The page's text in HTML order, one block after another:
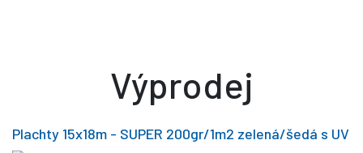
Výprodej
Plachty 15x18m - SUPER 200gr/1m2 zelená/šedá s UV